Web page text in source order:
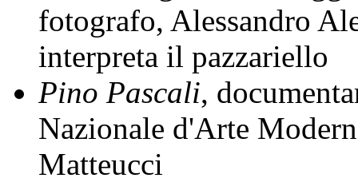
fotografo, Alessandro
interpreta il pazzariello
Pino Pascali,
Nazionale d'Arte
Matteucci